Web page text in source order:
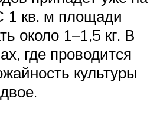
1 кв. м площади
около 1–1,5 кг. В
где проводится
культуры